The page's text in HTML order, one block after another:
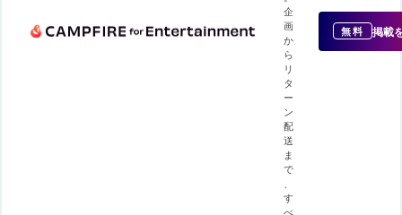
企
画
か
ら
リ
タ
ー
ン
配
送
ま
で
す
べ
無料 掲載